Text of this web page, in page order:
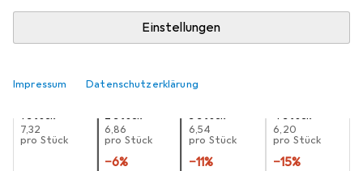
Einstellungen
Impressum Datenschutzerklärung
Mehr als 10 Stück an Lager beim Lieferanten
Benachrichtigen, wenn schneller verfügbar
Lieferort angeben für genaue Lieferzeit
1 Stück
EUR
7,32
pro Stück
2 Stück
EUR
6,86
pro Stück
−6%
3 Stück
EUR
6,54
pro Stück
−11%
4 Stück
EUR
6,20
pro Stück
−15%